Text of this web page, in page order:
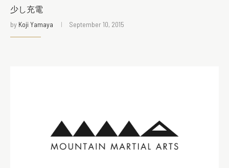
少し充電
by Koji Yamaya September 10, 2015